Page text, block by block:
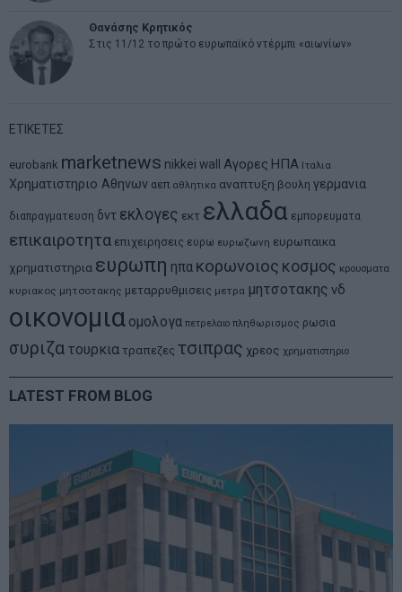
Θανάσης Κρητικός
Στις 11/12 το πρώτο ευρωπαϊκό ντέρμπι «αιωνίων»
ΕΤΙΚΕΤΕΣ
eurobank marketnews nikkei wall Αγορες ΗΠΑ Ιταλια
Χρηματιστηριο Αθηνων αεπ αθλητικα αναπτυξη βουλη γερμανια
διαπραγματευση δντ εκλογες εκτ ελλαδα εμπορευματα
επικαιροτητα επιχειρησεις ευρω ευρωζωνη ευρωπαικα
χρηματιστηρια ευρωπη ηπα κορωνοιος κοσμος κρουσματα
κυριακος μητσοτακης μεταρρυθμισεις μετρα μητσοτακης νδ
οικονομια ομολογα πετρελαιο πληθωρισμος ρωσια
συριζα τουρκια τραπεζες τσιπρας χρεος χρηματιστηριο
LATEST FROM BLOG